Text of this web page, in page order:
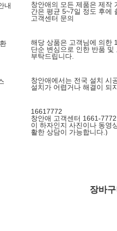
내
창안애의 모든 제품은 제작
간은 평균 5~7일 정도 후에
고객센터 문의
해당 상품은 고객님에 의한
단순 변심으로 인한 반품
부탁드립니다.
창안애에서는 전국 설치 시
설치가 어렵거나 해결이 되
16617772
창안애 고객센터 1661-
이 하자인지 사진이나 동영
활한 상담이 가능합니다.)
장바구